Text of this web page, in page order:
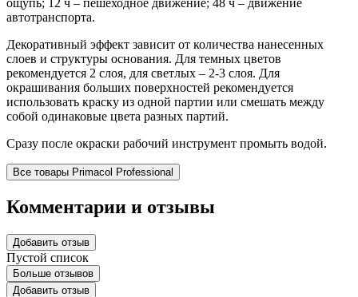
автотранспорта.
Декоративный эффект зависит от количества нанесенных
слоев и структуры основания. Для темных цветов
рекомендуется 2 слоя, для светлых – 2-3 слоя. Для
окрашивания больших поверхностей рекомендуется
использовать краску из одной партии или смешать между
собой одинаковые цвета разных партий.
Сразу после окраски рабочий инструмент промыть водой.
Все товары Primacol Professional
Комментарии и отзывы
Добавить отзыв
Пустой список
Больше отзывов
Добавить отзыв